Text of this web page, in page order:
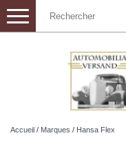
Toggle
navigation
Accueil / Marques / Hansa Flex